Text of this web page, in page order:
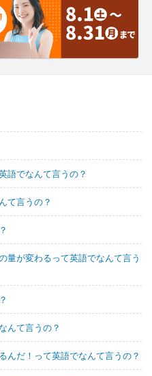
語でなんて言うの？
て言うの？
量が変わるって英語でなんて言う
んて言うの？
んだ！って英語でなんて言うの？